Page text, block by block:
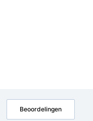
Beoordelingen